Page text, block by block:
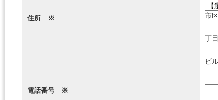
住所 ※ 市
丁
ビ
電話番号 ※